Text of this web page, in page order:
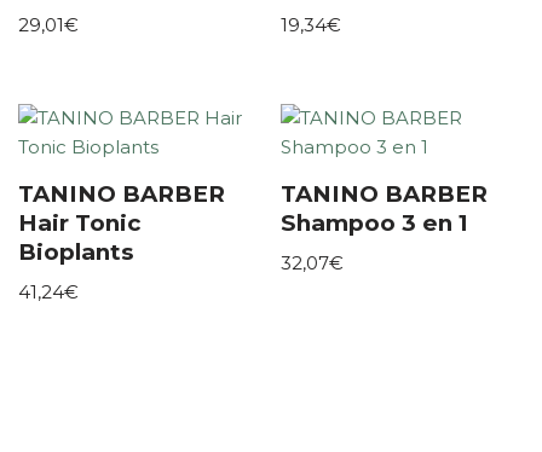
29,01€ 19,34€
TANINO BARBER
Hair Tonic
Bioplants
41,24€
TANINO BARBER
Shampoo 3 en 1
32,07€